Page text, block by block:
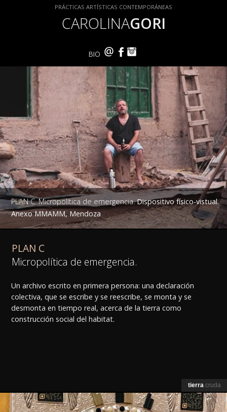
PRÁCTICAS ARTÍSTICAS CONTEMPORÁNEAS
CAROLINAGORI
BIO
PLAN C. Micropolítica de emergencia.Dispositivo físico-vistual.
Anexo MMAMM, Mendoza
tierra cruda
PLAN C
Micropolítica de emergencia.
Un archivo escrito en primera persona: una declaración
colectiva, que se escribe y se reescribe, se monta y se
desmonta en tiempo real, acerca de la tierra como
construcción social del habitat.